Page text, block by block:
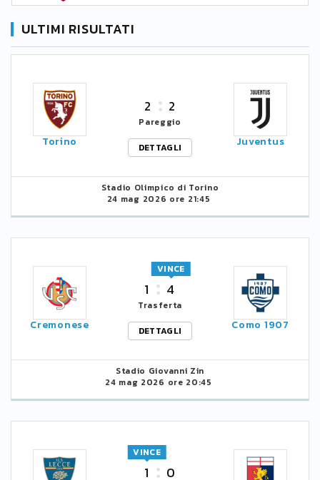
ULTIMI RISULTATI
Torino
2 2
Pareggio
DETTAGLI
Juventus
Stadio Olimpico di Torino
24 mag 2026 ore 21:45
Cremonese
1 4
VINCE
Trasferta
DETTAGLI
Como 1907
Stadio Giovanni Zin
24 mag 2026 ore 20:45
1
VINCE
0